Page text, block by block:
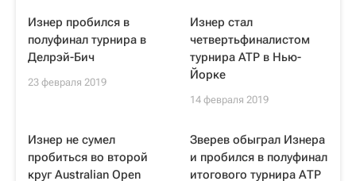
Изнер пробился в
полуфинал турнира в
Делрэй-Бич
23 февраля 2019
Изнер стал
четвертьфиналистом
турнира ATP в Нью-
Йорке
14 февраля 2019
Изнер не сумел
пробиться во второй
круг Australian Open
Зверев обыграл Изнера
и пробился в полуфинал
итогового турнира АТР